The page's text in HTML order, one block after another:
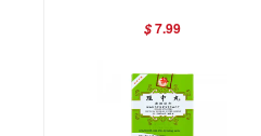
$7.99